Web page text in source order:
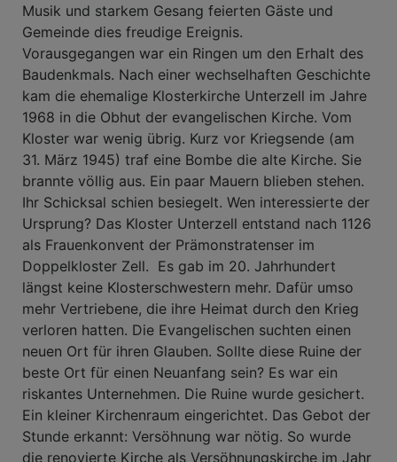
Musik und starkem Gesang feierten Gäste und
Gemeinde dies freudige Ereignis.
Vorausgegangen war ein Ringen um den Erhalt des
Baudenkmals. Nach einer wechselhaften Geschichte
kam die ehemalige Klosterkirche Unterzell im Jahre
1968 in die Obhut der evangelischen Kirche. Vom
Kloster war wenig übrig. Kurz vor Kriegsende (am
31. März 1945) traf eine Bombe die alte Kirche. Sie
brannte völlig aus. Ein paar Mauern blieben stehen.
Ihr Schicksal schien besiegelt. Wen interessierte der
Ursprung? Das Kloster Unterzell entstand nach 1126
als Frauenkonvent der Prämonstratenser im
Doppelkloster Zell. Es gab im 20. Jahrhundert
längst keine Klosterschwestern mehr. Dafür umso
mehr Vertriebene, die ihre Heimat durch den Krieg
verloren hatten. Die Evangelischen suchten einen
neuen Ort für ihren Glauben. Sollte diese Ruine der
beste Ort für einen Neuanfang sein? Es war ein
riskantes Unternehmen. Die Ruine wurde gesichert.
Ein kleiner Kirchenraum eingerichtet. Das Gebot der
Stunde erkannt: Versöhnung war nötig. So wurde
die renovierte Kirche als Versöhnungskirche im Jahr